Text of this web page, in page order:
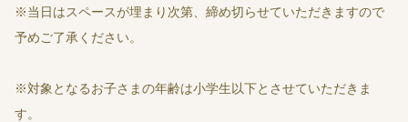
※当日はスペースが埋まり次第、締め切らせていただきますので
予めご了承ください。
※対象となるお子さまの年齢は小学生以下とさせていただきま
す。